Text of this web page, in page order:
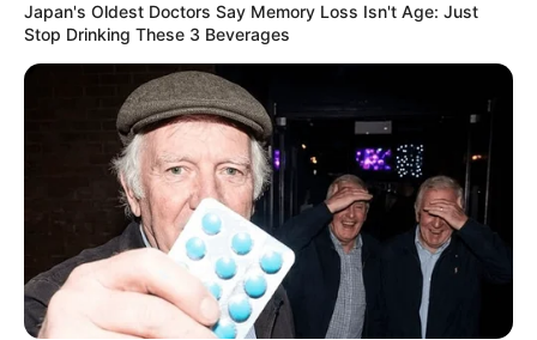
Japan's Oldest Doctors Say Memory Loss Isn't Age: Just
Stop Drinking These 3 Beverages